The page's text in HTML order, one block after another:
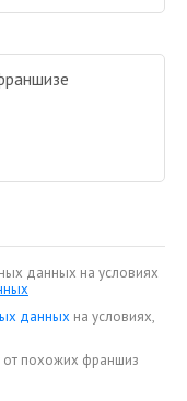
данных на условиях
данных на условиях,
похожих франшиз